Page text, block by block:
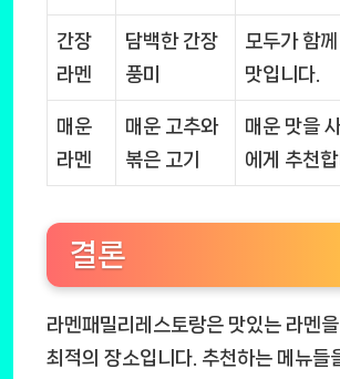
간장
라멘
담백한 간장
풍미
모두가 함
맛입니다.
매운
라멘
매운 고추와
볶은 고기
매운 맛을
에게 추천합
결론
라멘패밀리레스토랑은 맛있는 라멘
최적의 장소입니다. 추천하는 메뉴들